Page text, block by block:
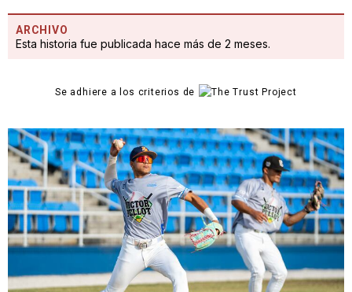
ARCHIVO
Esta historia fue publicada hace más de 2 meses.
Se adhiere a los criterios de